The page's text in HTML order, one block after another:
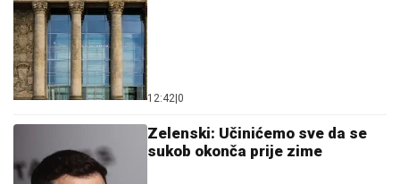
12:42|0
Zelenski: Učinićemo sve da se
sukob okonča prije zime